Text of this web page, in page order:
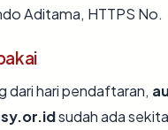
Aditama, HTTPS No.
dari hari pendaftaran,
sudah ada